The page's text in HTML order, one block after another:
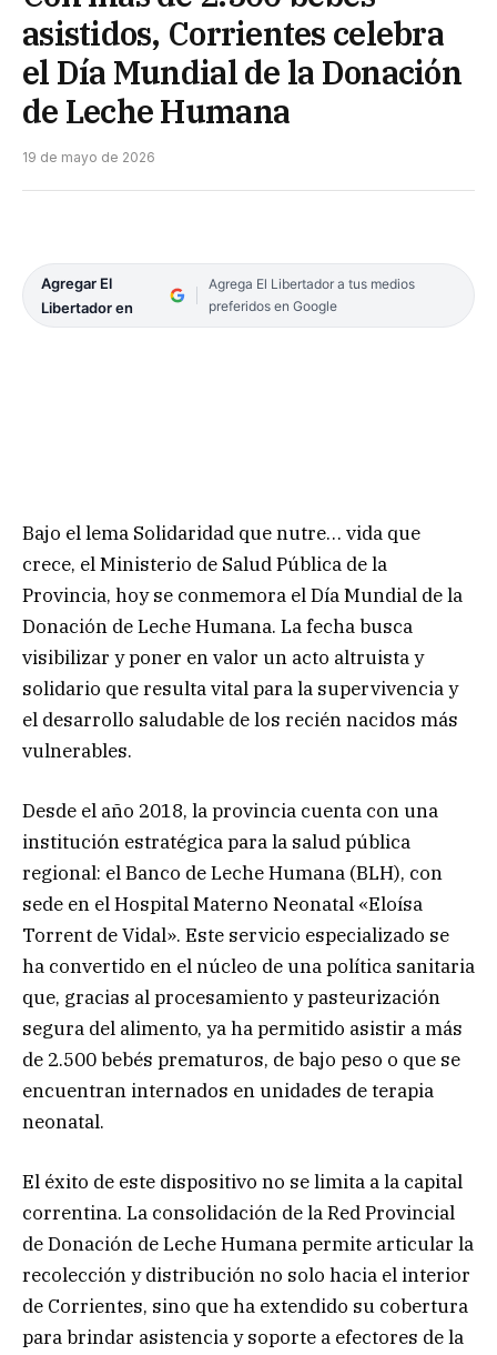
asistidos, Corrientes celebra
el Día Mundial de la Donación
de Leche Humana
19 de mayo de 2026
Agregar El
Libertador en
Agrega El Libertador a tus medios
preferidos en Google
Bajo el lema Solidaridad que nutre… vida que
crece, el Ministerio de Salud Pública de la
Provincia, hoy se conmemora el Día Mundial de la
Donación de Leche Humana. La fecha busca
visibilizar y poner en valor un acto altruista y
solidario que resulta vital para la supervivencia y
el desarrollo saludable de los recién nacidos más
vulnerables.
Desde el año 2018, la provincia cuenta con una
institución estratégica para la salud pública
regional: el Banco de Leche Humana (BLH), con
sede en el Hospital Materno Neonatal «Eloísa
Torrent de Vidal». Este servicio especializado se
ha convertido en el núcleo de una política sanitaria
que, gracias al procesamiento y pasteurización
segura del alimento, ya ha permitido asistir a más
de 2.500 bebés prematuros, de bajo peso o que se
encuentran internados en unidades de terapia
neonatal.
El éxito de este dispositivo no se limita a la capital
correntina. La consolidación de la Red Provincial
de Donación de Leche Humana permite articular la
recolección y distribución no solo hacia el interior
de Corrientes, sino que ha extendido su cobertura
para brindar asistencia y soporte a efectores de la